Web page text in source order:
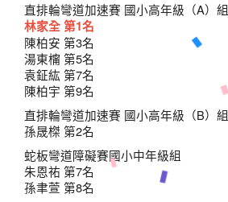
直排輪彎道加速賽 國小高年級（A）組
林家全 第1名
陳柏安 第3名
湯東橣 第5名
袁鉦紘 第7名
陳柏宇 第9名
直排輪彎道加速賽 國小高年級（B）組
孫晟榤 第2名
蛇板彎道障礙賽國小中年級組
朱恩祐 第7名
孫聿萱 第8名